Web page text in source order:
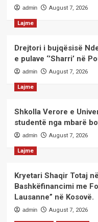
admin August 7, 2026
Lajme
Drejtori i bujqësisë
e pulave ‘’Sharri’ në
admin August 7, 2026
Lajme
Shkolla Verore e
studentë nga mbarë
admin August 7, 2026
Lajme
Kryetari Shaqir Totaj
Bashkëfinancimi me
Lausanne” në Kosovë.
admin August 7, 2026